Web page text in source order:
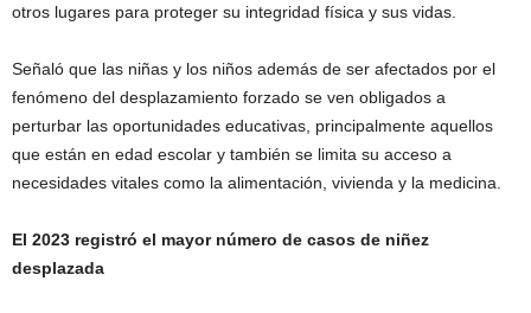
otros lugares para proteger su integridad física y sus vidas.
Señaló que las niñas y los niños además de ser afectados por el
fenómeno del desplazamiento forzado se ven obligados a
perturbar las oportunidades educativas, principalmente aquellos
que están en edad escolar y también se limita su acceso a
necesidades vitales como la alimentación, vivienda y la medicina.
El 2023 registró el mayor número de casos de niñez
desplazada